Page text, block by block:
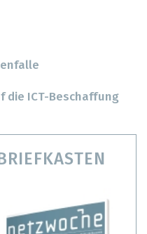
die ICT-Beschaffung